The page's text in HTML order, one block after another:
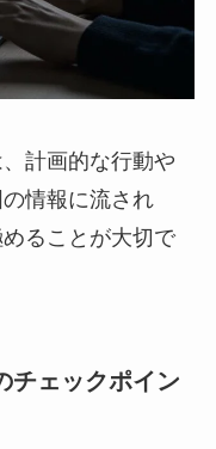
計画的な行動や
情報に流され
ることが大切で
チェックポイン